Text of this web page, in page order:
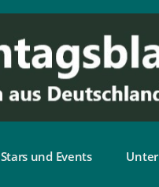
Stars und Events